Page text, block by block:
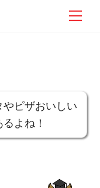
やピザおいしい
よね！